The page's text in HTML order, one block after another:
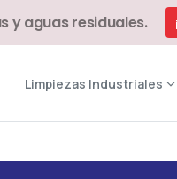
y aguas residuales.
Limpiezas Industriales